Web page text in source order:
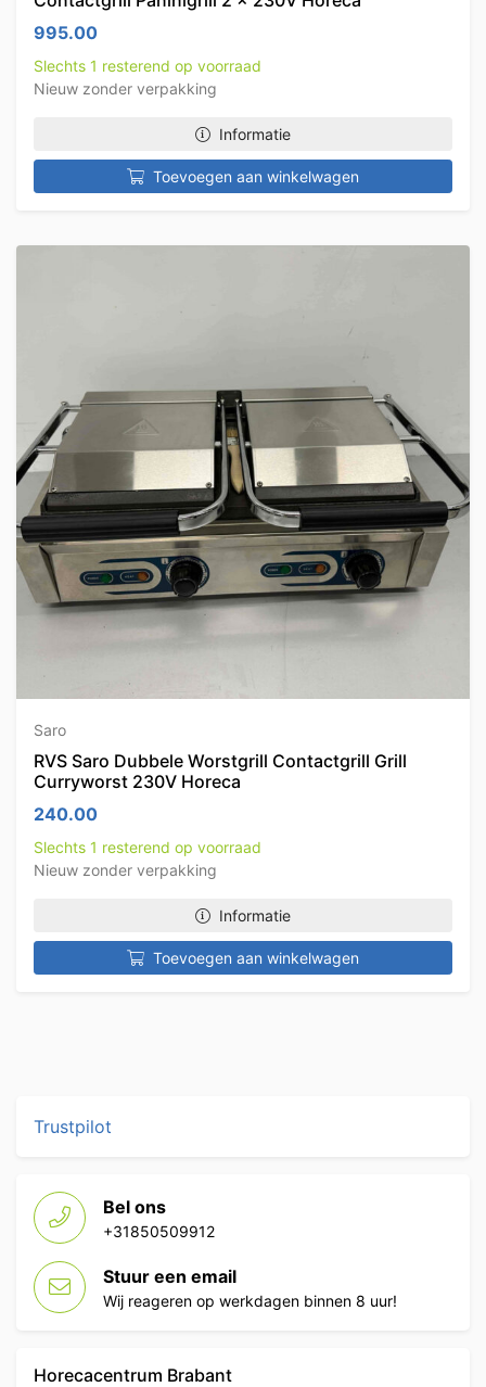
995.00
Slechts 1 resterend op voorraad
Nieuw zonder verpakking
Informatie
Toevoegen aan winkelwagen
Saro
RVS Saro Dubbele Worstgrill Contactgrill Grill
Curryworst 230V Horeca
240.00
Slechts 1 resterend op voorraad
Nieuw zonder verpakking
Informatie
Toevoegen aan winkelwagen
Trustpilot
Bel ons
+31850509912
Stuur een email
Wij reageren op werkdagen binnen 8 uur!
Horecacentrum Brabant